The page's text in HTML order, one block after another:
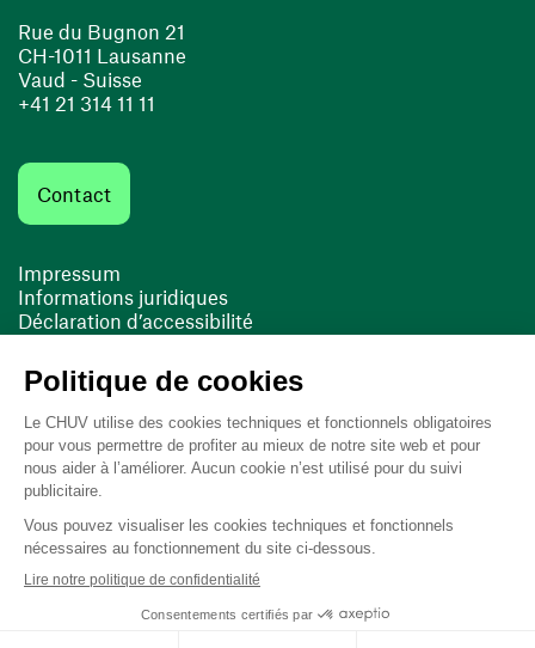
Rue du Bugnon 21
CH-1011 Lausanne
Vaud - Suisse
+41 21 314 11 11
Contact
Impressum
Informations juridiques
Déclaration d’accessibilité
Cookies
(ouvre une nouvelle fenêtre)
(ouvre une nouvelle fenêtre)